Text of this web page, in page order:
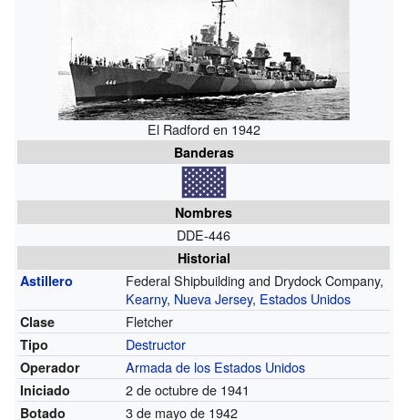
El Radford en 1942
Banderas
Nombres
DDE-446
Historial
Astillero
Federal Shipbuilding and Drydock Company,
Kearny, Nueva Jersey, Estados Unidos
Clase Fletcher
Tipo Destructor
Operador Armada de los Estados Unidos
Iniciado 2 de octubre de 1941
Botado 3 de mayo de 1942